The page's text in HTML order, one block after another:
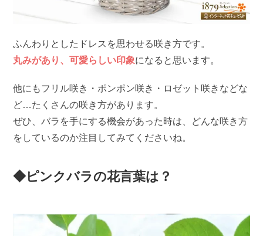
ふんわりとしたドレスを思わせる咲き方です。
丸みがあり、可愛らしい印象になると思います。
他にもフリル咲き・ポンポン咲き・ロゼット咲きなどな
ど…たくさんの咲き方があります。
ぜひ、バラを手にする機会があった時は、どんな咲き方
をしているのか注目してみてくださいね。
◆ピンクバラの花言葉は？